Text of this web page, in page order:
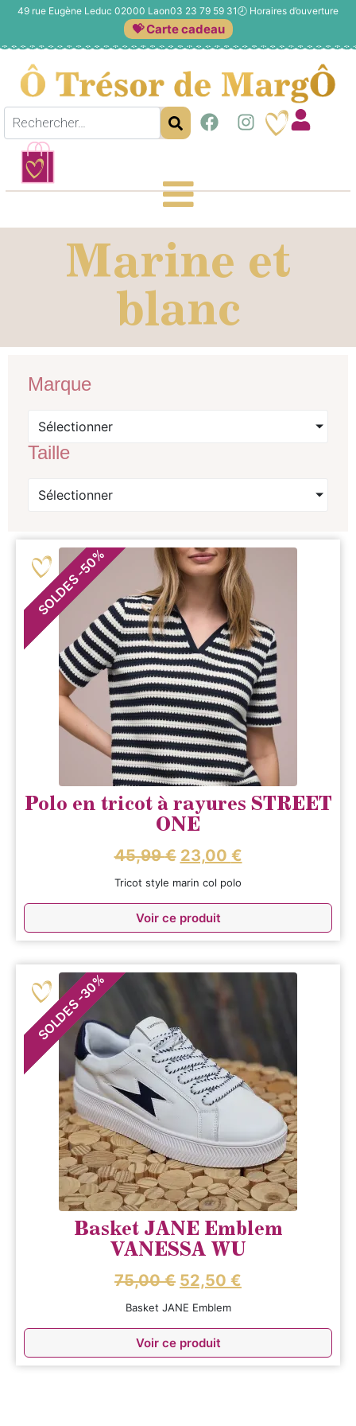
49 rue Eugène Leduc 02000 Laon03 23 79 59 31🕗 Horaires d’ouverture
💝 Carte cadeau
Marine et
blanc
Marque
Sélectionner
Taille
Sélectionner
SOLDES
-
50
%
Polo en tricot à rayures STREET
ONE
45,99€ 23,00 €
Tricot style marin col polo
Voir ce produit
SOLDES
-
30
%
Basket JANE Emblem
VANESSA WU
75,00€ 52,50 €
Basket JANE Emblem
Voir ce produit